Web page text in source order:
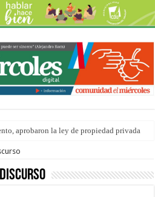
aprobaron la ley de propiedad privada
agosto: la agenda ¿A dónde ir? para este
discurso